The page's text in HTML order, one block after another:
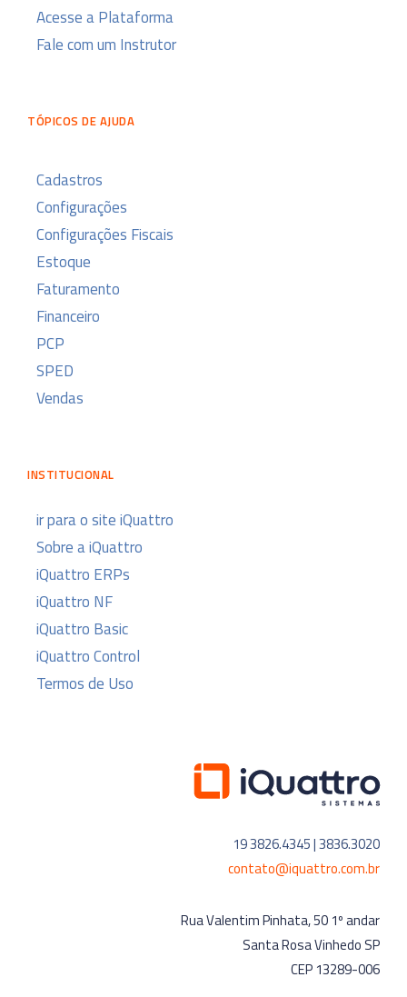
Acesse a Plataforma
Fale com um Instrutor
TÓPICOS DE AJUDA
Cadastros
Configurações
Configurações Fiscais
Estoque
Faturamento
Financeiro
PCP
SPED
Vendas
INSTITUCIONAL
ir para o site iQuattro
Sobre a iQuattro
iQuattro ERPs
iQuattro NF
iQuattro Basic
iQuattro Control
Termos de Uso
19 3826.4345 | 3836.3020
contato@iquattro.com.br
Rua Valentim Pinhata, 50 1º andar
Santa Rosa Vinhedo SP
CEP 13289-006